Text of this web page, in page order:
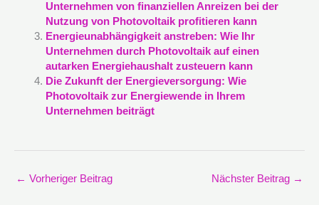
Unternehmen von finanziellen Anreizen bei der
Nutzung von Photovoltaik profitieren kann
Energieunabhängigkeit anstreben: Wie Ihr
Unternehmen durch Photovoltaik auf einen
autarken Energiehaushalt zusteuern kann
Die Zukunft der Energieversorgung: Wie
Photovoltaik zur Energiewende in Ihrem
Unternehmen beiträgt
← Vorheriger Beitrag Nächster Beitrag →